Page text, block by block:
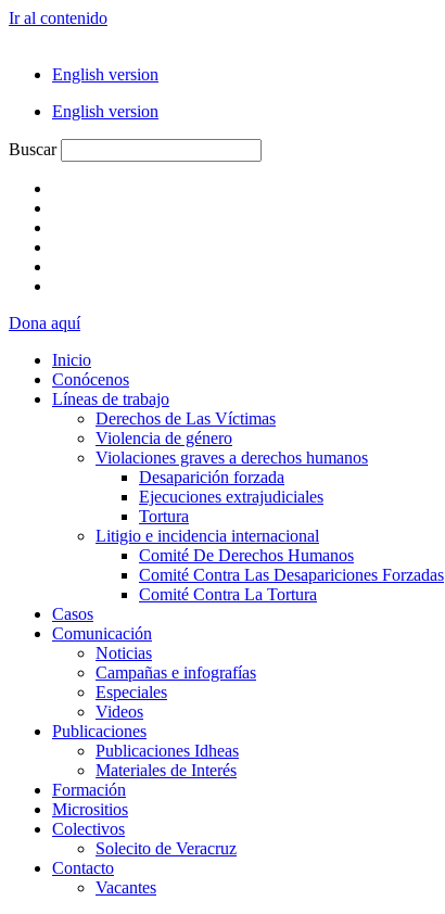
Ir al contenido
English version
English version
Buscar
Dona aquí
Inicio
Conócenos
Líneas de trabajo
Derechos de Las Víctimas
Violencia de género
Violaciones graves a derechos humanos
Desaparición forzada​
Ejecuciones extrajudiciales
Tortura
Litigio e incidencia internacional
Comité De Derechos Humanos​
Comité Contra Las Desapariciones Forzadas
Comité Contra La Tortura​
Casos
Comunicación
Noticias
Campañas e infografías
Especiales
Videos
Publicaciones
Publicaciones Idheas
Materiales de Interés
Formación
Micrositios
Colectivos
Solecito de Veracruz
Contacto
Vacantes